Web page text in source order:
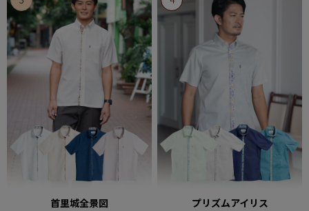
首里城全景図
プリズムアイリス